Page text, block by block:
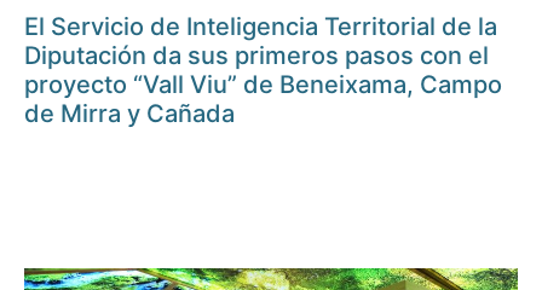
El Servicio de Inteligencia Territorial de la
Diputación da sus primeros pasos con el
proyecto “Vall Viu” de Beneixama, Campo
de Mirra y Cañada